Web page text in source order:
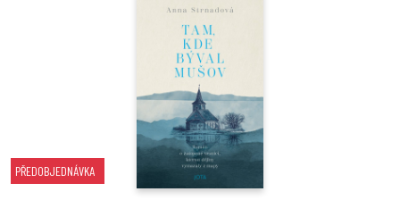
PŘEDOBJEDNÁVKA